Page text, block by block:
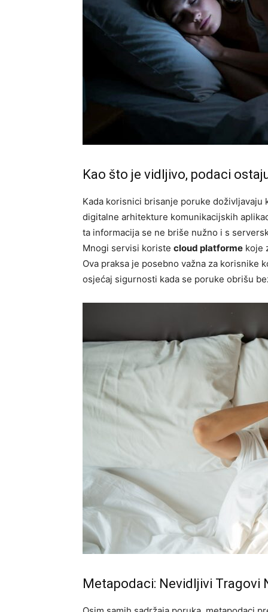
Kao što je vidljivo, podaci
Kada korisnici brisanje poruke
digitalne arhitekture komunikacijskih
ta informacija se ne briše nužno i s
Mnogi servisi koriste cloud platforme koje
Ova praksa je posebno važna za korisnike
osjećaj sigurnosti kada se poruke obrišu
Metapodaci: Nevidljivi Tragovi